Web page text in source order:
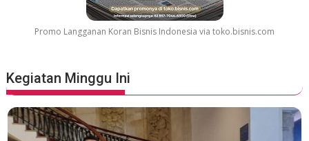
o
Promo Langganan Koran Bisnis Indonesia via toko.bisnis.com
Kegiatan Minggu Ini